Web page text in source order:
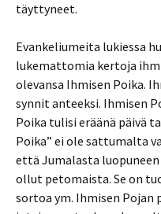
täyttyneet.
Evankeliumeita lukiessa
lukemattomia kertoja
olevansa Ihmisen Poika.
synnit anteeksi. Ihmisen
Poika tulisi eräänä päivä
Poika” ei ole sattumalta
että Jumalasta
ollut petomaista. Se on
sortoa ym. Ihmisen Pojan